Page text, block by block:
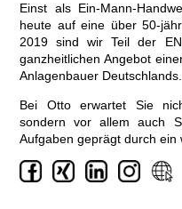
Einst als Ein-Mann-
heute auf eine über 50-
2019 sind wir Teil der
ganzheitlichen Angebot
Anlagenbauer Deutschlands.
Bei Otto erwartet Sie
sondern vor allem auch
Aufgaben geprägt durch